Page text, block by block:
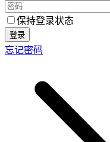
保持登录状态
登录
忘记密码